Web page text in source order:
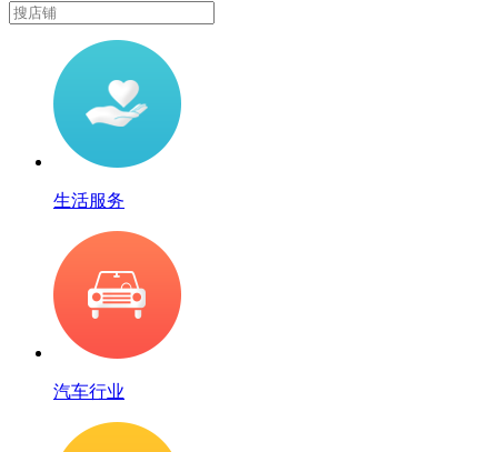
生活服务
汽车行业